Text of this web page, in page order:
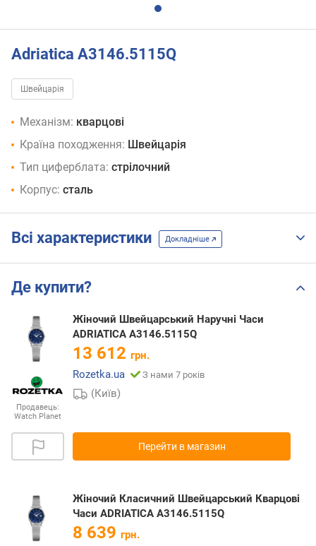
Adriatica A3146.5115Q
Швейцарія
Механізм: кварцові
Країна походження: Швейцарія
Тип циферблата: стрілочний
Корпус: сталь
Всі характеристики Докладніше
Де купити?
Продавець:
Watch Planet
Жіночий Швейцарський Наручні Часи
ADRIATICA A3146.5115Q
13 612 грн.
Rozetka.ua
З нами 7 років
(Київ)
Перейти в магазин
Жіночий Класичний Швейцарський Кварцові
Часи ADRIATICA A3146.5115Q
8 639 грн.